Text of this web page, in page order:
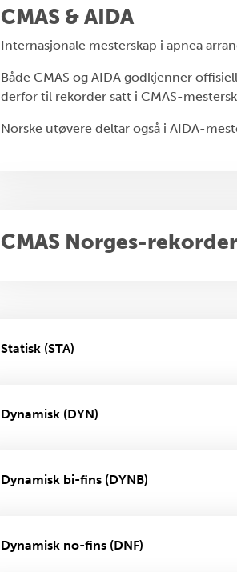
CMAS & AIDA
Internasjonale mesterskap i apnea
Både CMAS og AIDA godkjenner
derfor til rekorder satt i CMAS-
Norske utøvere deltar også i AIDA-
CMAS Norges-rekorder
Statisk (STA)
Dynamisk (DYN)
Dynamisk bi-fins (DYNB)
Dynamisk no-fins (DNF)